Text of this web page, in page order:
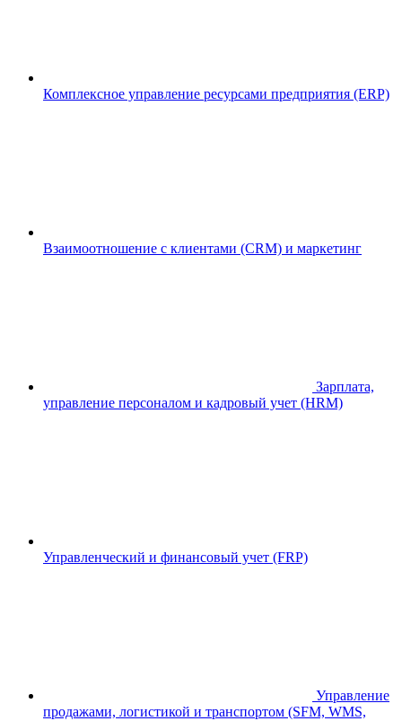
Комплексное управление ресурсами предприятия (ERP)
Взаимоотношение с клиентами (CRM) и маркетинг
Зарплата,
управление персоналом и кадровый учет (HRM)
Управленческий и финансовый учет (FRP)
Управление
продажами, логистикой и транспортом (SFM, WMS,